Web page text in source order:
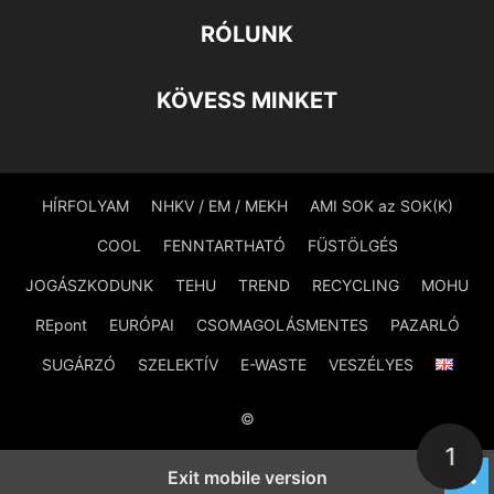
RÓLUNK
KÖVESS MINKET
HÍRFOLYAM NHKV / EM / MEKH AMI SOK az SOK(K)
COOL FENNTARTHATÓ FÜSTÖLGÉS
JOGÁSZKODUNK TEHU TREND RECYCLING MOHU
REpont EURÓPAI CSOMAGOLÁSMENTES PAZARLÓ
SUGÁRZÓ SZELEKTÍV E-WASTE VESZÉLYES
©
1
Exit mobile version